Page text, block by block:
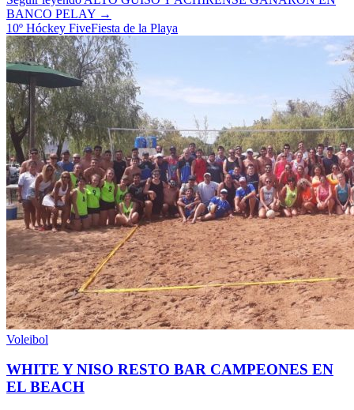
BANCO PELAY →
10º Hóckey FiveFiesta de la Playa
Voleibol
WHITE Y NISO RESTO BAR CAMPEONES EN
EL BEACH